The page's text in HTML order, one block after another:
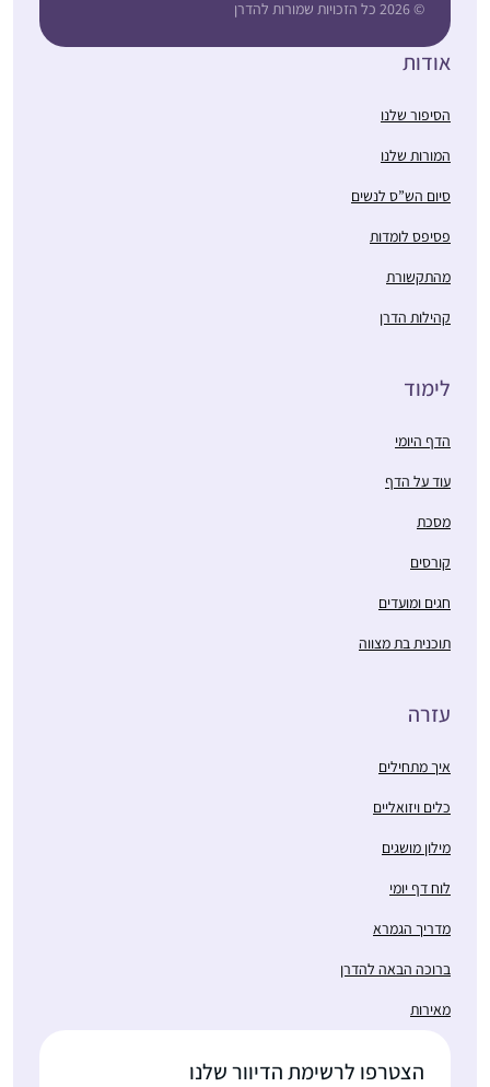
© 2026 כל הזכויות שמורות להדרן
אודות
הסיפור שלנו
המורות שלנו
סיום הש”ס לנשים
פסיפס לומדות
מהתקשורת
קהילות הדרן
לימוד
הדף היומי
עוד על הדף
מסכת
קורסים
חגים ומועדים
תוכנית בת מצווה
עזרה
איך מתחילים
כלים ויזואליים
מילון מושגים
לוח דף יומי
מדריך הגמרא
ברוכה הבאה להדרן
מאירות
הצטרפו לרשימת הדיוור שלנו